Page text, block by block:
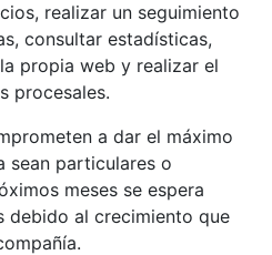
realizar un seguimiento
consultar estadísticas,
propia web y realizar el
procesales.
a dar el máximo
sean particulares o
meses se espera
debido al crecimiento que